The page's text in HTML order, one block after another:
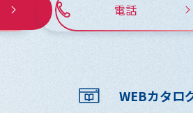
電話
WEBカタロ